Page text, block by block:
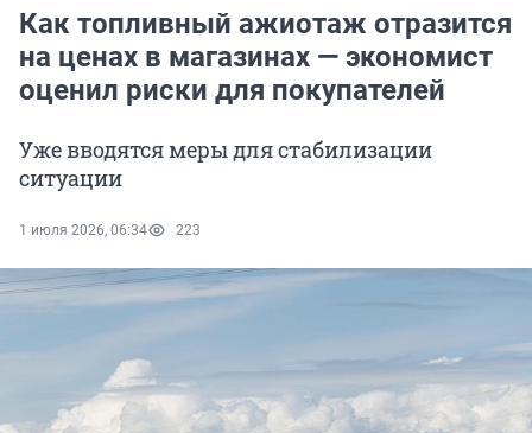
Как топливный ажиотаж отразится
на ценах в магазинах — экономист
оценил риски для покупателей
Уже вводятся меры для стабилизации
ситуации
1 июля 2026, 06:34 223